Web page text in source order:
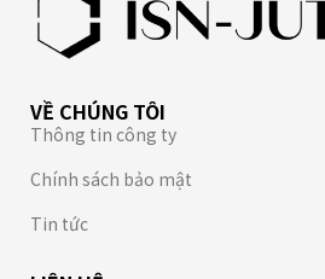
VỀ CHÚNG TÔI
Thông tin công ty
Chính sách bảo mật
Tin tức